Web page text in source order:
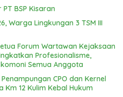
BSP Kisaran
Warga Lingkungan 3 TSM III
Forum Wartawan Kejaksaan
Profesionalisme,
Semua Anggota
CPO dan Kernel
Km 12 Kulim Kebal Hukum